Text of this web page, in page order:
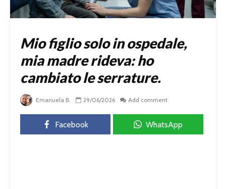
Mio figlio solo in ospedale,
mia madre rideva: ho
cambiato le serrature.
Emanuela B. 29/06/2026 Add comment
Facebook WhatsApp